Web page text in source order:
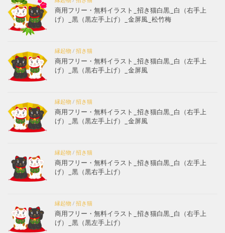
商用フリー・無料イラスト_招き猫白黒_白（右手上
げ）_黒（黒左手上げ）_金屏風_松竹梅
縁起物/ 招き猫
商用フリー・無料イラスト_招き猫白黒_白（左手上
げ）_黒（黒右手上げ）_金屏風
縁起物/ 招き猫
商用フリー・無料イラスト_招き猫白黒_白（右手上
げ）_黒（黒左手上げ）_金屏風
縁起物/ 招き猫
商用フリー・無料イラスト_招き猫白黒_白（左手上
げ）_黒（黒右手上げ）
縁起物/ 招き猫
商用フリー・無料イラスト_招き猫白黒_白（右手上
げ）_黒（黒左手上げ）